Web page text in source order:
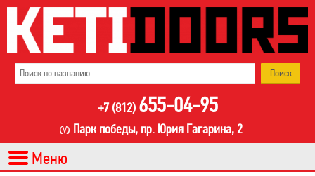
+7 (812) 655-04-95
Парк победы, пр. Юрия Гагарина, 2